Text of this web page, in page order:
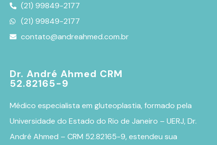
(21) 99849-2177
(21) 99849-2177
contato@andreahmed.com.br
Dr. André Ahmed CRM
52.82165-9
Médico especialista em gluteoplastia, formado pela
Universidade do Estado do Rio de Janeiro – UERJ, Dr.
André Ahmed – CRM 52.82165-9, estendeu sua